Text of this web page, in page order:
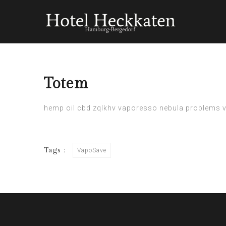
Totem
hemp oil cbd zqlkhv vaporesso nebula problems
Tags : VapoSave